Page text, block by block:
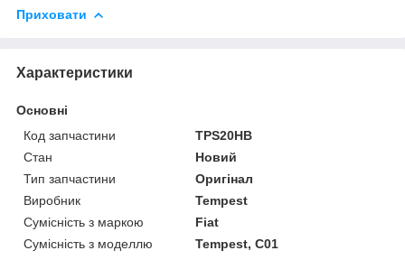
Приховати
Характеристики
Основні
Код запчастини
TPS20HB
Стан
Новий
Тип запчастини
Оригінал
Виробник
Tempest
Сумісність з маркою
Fiat
Сумісність з моделлю
Tempest, C01